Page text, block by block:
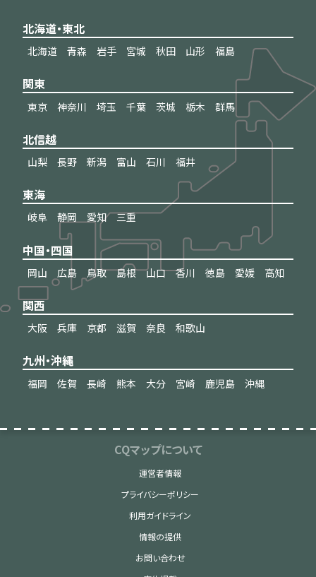
北海道・東北
北海道 青森 岩手 宮城 秋田 山形 福島
関東
東京 神奈川 埼玉 千葉 茨城 栃木 群馬
北信越
山梨 長野 新潟 富山 石川 福井
東海
岐阜 静岡 愛知 三重
中国・四国
岡山 広島 鳥取 島根 山口 香川 徳島 愛媛 高知
関西
大阪 兵庫 京都 滋賀 奈良 和歌山
九州・沖縄
福岡 佐賀 長崎 熊本 大分 宮崎 鹿児島 沖縄
CQマップについて
運営者情報
プライバシーポリシー
利用ガイドライン
情報の提供
お問い合わせ